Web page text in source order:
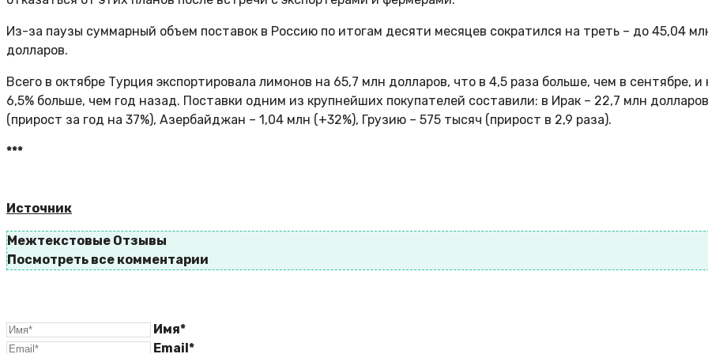
Из-за паузы суммарный объем поставок в Россию по итогам десяти месяцев сократился на треть – до 45,04
долларов.
Всего в октябре Турция экспортировала лимонов на 65,7 млн долларов, что в 4,5 раза больше, чем в сентябре, и
6,5% больше, чем год назад. Поставки одним из крупнейших покупателей составили: в Ирак – 22,7 млн долларов
(прирост за год на 37%), Азербайджан – 1,04 млн (+32%), Грузию – 575 тысяч (прирост в 2,9 раза).
***
Источник
Межтекстовые Отзывы
Посмотреть все комментарии
Имя*
Email*